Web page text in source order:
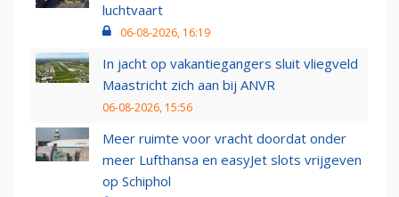
luchtvaart
06-08-2026, 16:19
In jacht op vakantiegangers sluit vliegveld
Maastricht zich aan bij ANVR
06-08-2026, 15:56
Meer ruimte voor vracht doordat onder
meer Lufthansa en easyJet slots vrijgeven
op Schiphol